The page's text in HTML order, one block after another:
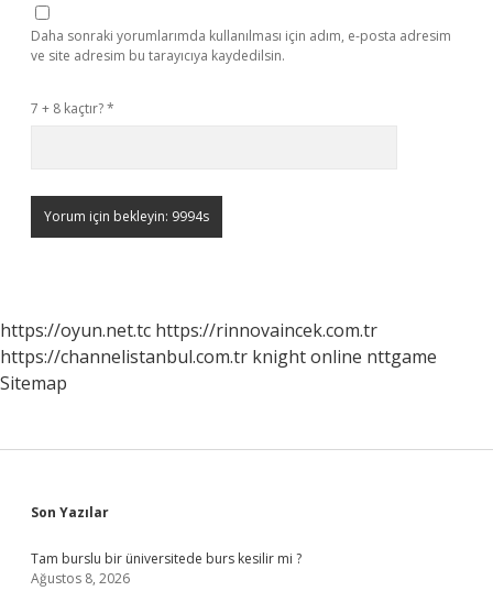
Daha sonraki yorumlarımda kullanılması için adım, e-posta adresim
ve site adresim bu tarayıcıya kaydedilsin.
7 + 8 kaçtır?*
https://oyun.net.tc https://rinnovaincek.com.tr
https://channelistanbul.com.tr knight online nttgame
Sitemap
Sidebar
Son Yazılar
Tam burslu bir üniversitede burs kesilir mi ?
Ağustos 8, 2026